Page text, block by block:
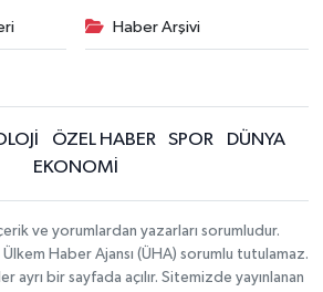
Haber Arşivi
ÖZEL HABER SPOR
DÜNYA
EKONOMİ
ve yorumlardan yazarları sorumludur.
Ülkem Haber Ajansı (ÜHA) sorumlu tutulamaz.
ayrı bir sayfada açılır. Sitemizde yayınlanan